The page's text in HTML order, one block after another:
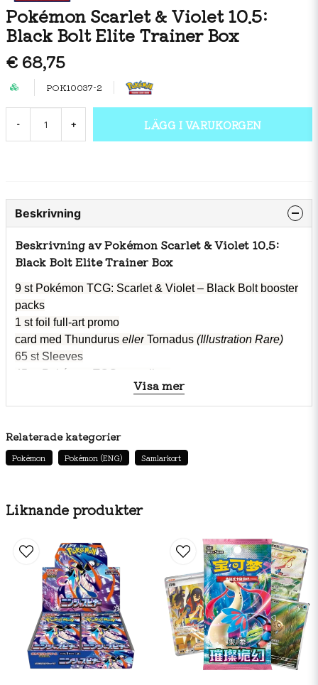
Pokémon Scarlet & Violet 10.5:
Black Bolt Elite Trainer Box
€ 68,75
POK10037-2
- + LÄGG I VARUKORGEN
Liknande produkter
Beskrivning
Beskrivning av Pokémon Scarlet & Violet 10.5:
Black Bolt Elite Trainer Box
9 st Pokémon TCG: Scarlet & Violet – Black Bolt booster
packs
1 st foil full-art promo
card med Thundurus eller Tornadus (Illustration Rare)
65 st Sleeves
45 st Pokémon TCG energikort
spelarguide för Black Bolt-expansionen (SV10.5)
6 st skadetärningar
2 st plastmarkörer för statusförhållanden
1 st förvaringsbox med 4 avdelare
Max 2 per kund.
Visa mer
Relaterade kategorier
Pokémon Pokémon (ENG) Samlarkort